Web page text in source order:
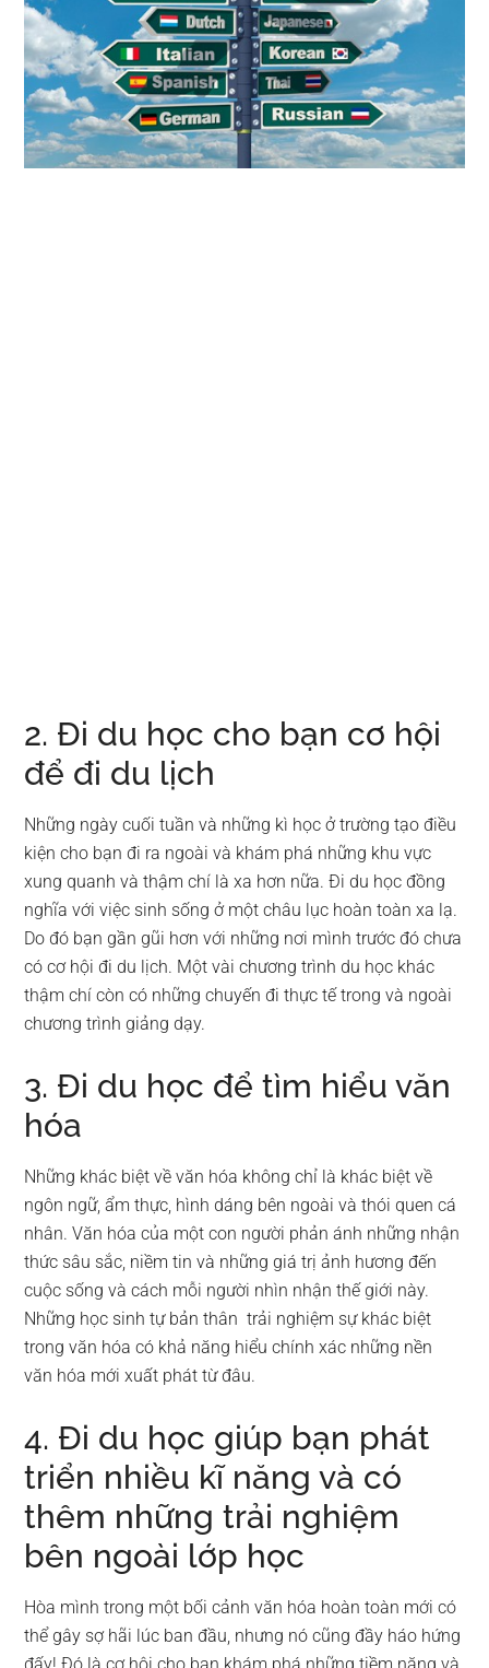
2. Đi du học cho bạn cơ hội
để đi du lịch
Những ngày cuối tuần và những kì học ở trường tạo điều
kiện cho bạn đi ra ngoài và khám phá những khu vực
xung quanh và thậm chí là xa hơn nữa. Đi du học đồng
nghĩa với việc sinh sống ở một châu lục hoàn toàn xa lạ.
Do đó bạn gần gũi hơn với những nơi mình trước đó chưa
có cơ hội đi du lịch. Một vài chương trình du học khác
thậm chí còn có những chuyến đi thực tế trong và ngoài
chương trình giảng dạy.
3. Đi du học để tìm hiểu văn
hóa
Những khác biệt về văn hóa không chỉ là khác biệt về
ngôn ngữ, ẩm thực, hình dáng bên ngoài và thói quen cá
nhân. Văn hóa của một con người phản ánh những nhận
thức sâu sắc, niềm tin và những giá trị ảnh hương đến
cuộc sống và cách mỗi người nhìn nhận thế giới này.
Những học sinh tự bản thân trải nghiệm sự khác biệt
trong văn hóa có khả năng hiểu chính xác những nền
văn hóa mới xuất phát từ đâu.
4. Đi du học giúp bạn phát
triển nhiều kĩ năng và có
thêm những trải nghiệm
bên ngoài lớp học
Hòa mình trong một bối cảnh văn hóa hoàn toàn mới có
thể gây sợ hãi lúc ban đầu, nhưng nó cũng đầy háo hứng
đấy! Đó là cơ hội cho bạn khám phá những tiềm năng và